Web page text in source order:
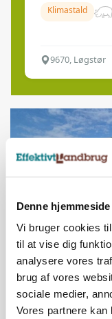
Denne
Vi bruger cookies
til at vise dig
analysere vores
brug af vores
sociale medier,
Vores partnere kan
Klimastald
9670, Løgstør
KVÆG
500-600 køer i
beskeden start